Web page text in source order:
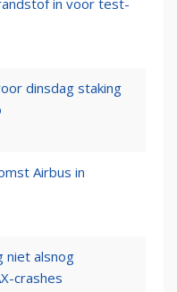
in voor test-
dinsdag staking
Airbus in
niet alsnog
crashes